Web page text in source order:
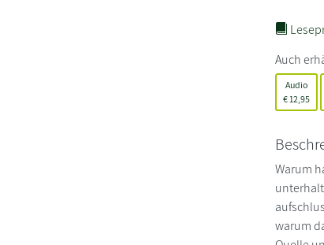
Auch
Audio
€12,95
Warum
warum